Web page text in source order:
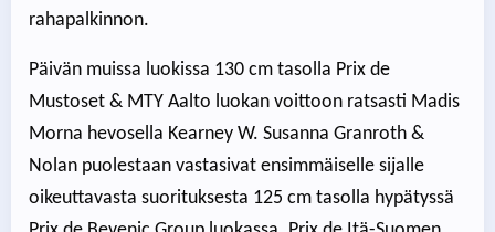
rahapalkinnon.
Päivän muissa luokissa 130 cm tasolla Prix de
Mustoset & MTY Aalto luokan voittoon ratsasti Madis
Morna hevosella Kearney W. Susanna Granroth &
Nolan puolestaan vastasivat ensimmäiselle sijalle
oikeuttavasta suorituksesta 125 cm tasolla hypätyssä